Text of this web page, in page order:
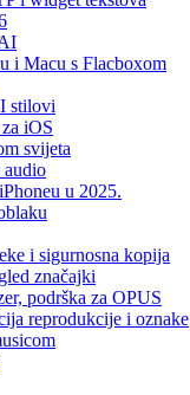
i Macu s Flacboxom
stilovi
iOS
svijeta
audio
u 2025.
i sigurnosna kopija
značajki
podrška za OPUS
reprodukcije i oznake